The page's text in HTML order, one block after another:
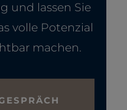
und lassen Sie
volle Potenzial
machen.